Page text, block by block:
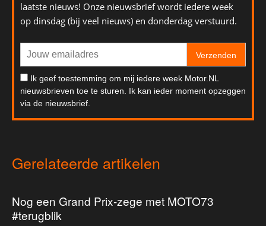
laatste nieuws! Onze nieuwsbrief wordt iedere week
op dinsdag (bij veel nieuws) en donderdag verstuurd.
Verzenden
Ik geef toestemming om mij iedere week Motor.NL
nieuwsbrieven toe te sturen. Ik kan ieder moment opzeggen
via de nieuwsbrief.
Gerelateerde artikelen
Nog een Grand Prix-zege met MOTO73
#terugblik